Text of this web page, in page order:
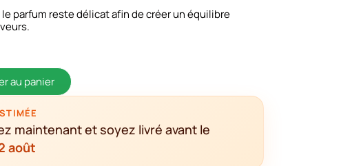
parfum reste délicat afin de créer un équilibre
au panier
maintenant et soyez livré avant le
août